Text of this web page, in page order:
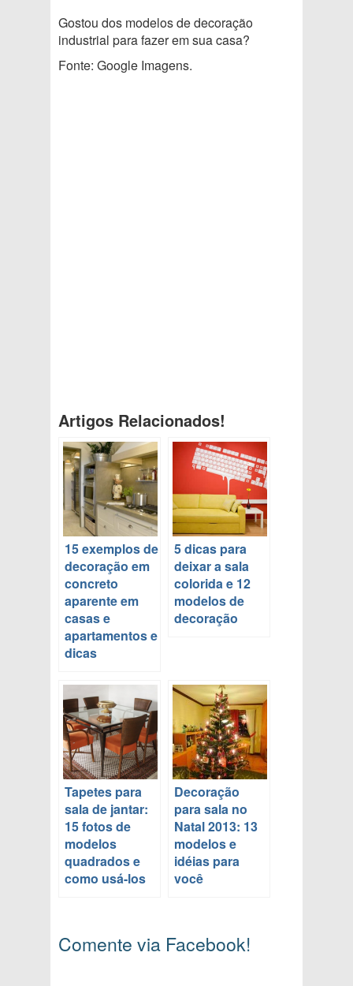
Gostou dos modelos de decoração
industrial para fazer em sua casa?
Fonte: Google Imagens.
Artigos Relacionados!
15 exemplos de
decoração em
concreto
aparente em
casas e
apartamentos e
dicas
5 dicas para
deixar a sala
colorida e 12
modelos de
decoração
Tapetes para
sala de jantar:
15 fotos de
modelos
quadrados e
como usá-los
Decoração
para sala no
Natal 2013: 13
modelos e
idéias para
você
Comente via Facebook!